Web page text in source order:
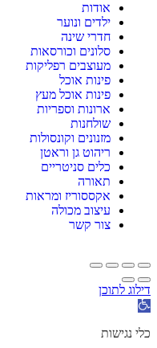
אודות
ילדים ונוער
חדרי שינה
סלונים וכורסאות
מעוצבים רפליקות
פינות אוכל
פינות אוכל מעץ
ארונות וספריות
שולחנות
מזנונים וקונסולות
ריהוט גן וראטן
כלים סניטריים
תאורה
אקססוריז ומראות
עיצוב מכולה
צור קשר
דילוג לתוכן
פתח
נגישות
כלי נגישות